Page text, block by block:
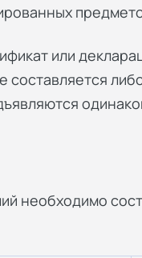
или
необходимо